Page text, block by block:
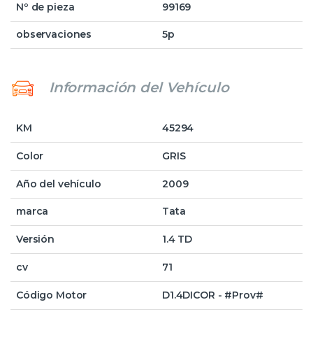
Nº de pieza 99169
observaciones 5p
Información del Vehículo
KM 45294
Color GRIS
Año del vehículo 2009
marca Tata
Versión 1.4 TD
cv 71
Código Motor D1.4DICOR - #Prov#